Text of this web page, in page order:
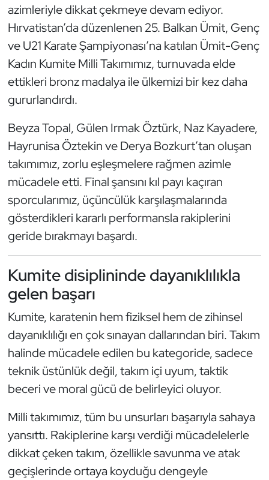
azimleriyle dikkat çekmeye devam ediyor.
Hırvatistan’da düzenlenen 25. Balkan Ümit, Genç
ve U21 Karate Şampiyonası’na katılan Ümit-Genç
Kadın Kumite Milli Takımımız, turnuvada elde
ettikleri bronz madalya ile ülkemizi bir kez daha
gururlandırdı.
Beyza Topal, Gülen Irmak Öztürk, Naz Kayadere,
Hayrunisa Öztekin ve Derya Bozkurt’tan oluşan
takımımız, zorlu eşleşmelere rağmen azimle
mücadele etti. Final şansını kıl payı kaçıran
sporcularımız, üçüncülük karşılaşmalarında
gösterdikleri kararlı performansla rakiplerini
geride bırakmayı başardı.
Kumite disiplininde dayanıklılıkla
gelen başarı
Kumite, karatenin hem fiziksel hem de zihinsel
dayanıklılığı en çok sınayan dallarından biri. Takım
halinde mücadele edilen bu kategoride, sadece
teknik üstünlük değil, takım içi uyum, taktik
beceri ve moral gücü de belirleyici oluyor.
Milli takımımız, tüm bu unsurları başarıyla sahaya
yansıttı. Rakiplerine karşı verdiği mücadelelerle
dikkat çeken takım, özellikle savunma ve atak
geçişlerinde ortaya koyduğu dengeyle
Eskrim
Futbol
Futsal
Genel
Golf
Güreş
Halter
Hava Sporları
Hentbol
İşitme Engelli Sporcular
Judo ve Kuraş
Kano ve Rafting
Karate
Kempo
Kick Boks